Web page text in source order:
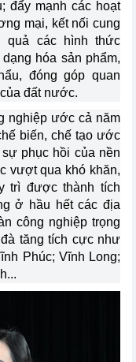
đẩy mạnh các hoạt
mại, kết nối cung
quả các hình thức
hóa sản phẩm,
đóng góp quan
đất nước.
nghiệp ước cả năm
biến, chế tạo ước
phục hồi của nền
vượt qua khó khăn,
trì được thành tích
ở hầu hết các địa
công nghiệp trọng
tăng tích cực như
Phúc; Vĩnh Long;